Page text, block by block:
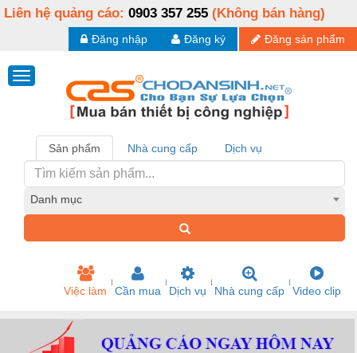
Liên hệ quảng cáo: 0903 357 255 (Không bán hàng)
Đăng sản phẩm
Đăng ký
Đăng nhập
Sản phẩm Nhà cung cấp Dịch vụ
Danh mục
Việc làm Cần mua Dịch vụ Nhà cung cấp Video clip